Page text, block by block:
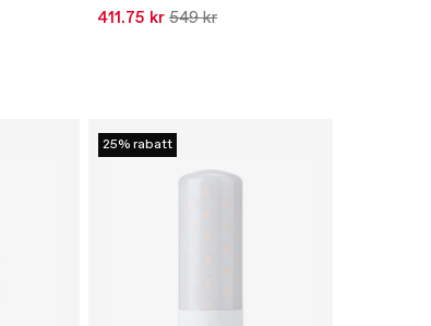
411.75 kr 549 kr
25% rabatt